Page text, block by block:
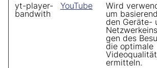
yt-player-
bandwith
YouTube
Wird
um
den Geräte-
gen des
die optimale
ermitteln.